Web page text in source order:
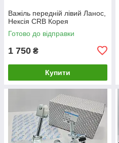
Важіль передній лівий Ланос,
Нексія CRB Корея
Готово до відправки
1 750 ₴
Купити